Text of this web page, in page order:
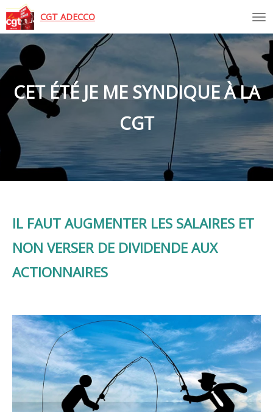
CGT ADECCO
CET ÉTÉ JE ME SYNDIQUE À LA
CGT
IL FAUT AUGMENTER LES SALAIRES ET
NON VERSER DE DIVIDENDE AUX
ACTIONNAIRES